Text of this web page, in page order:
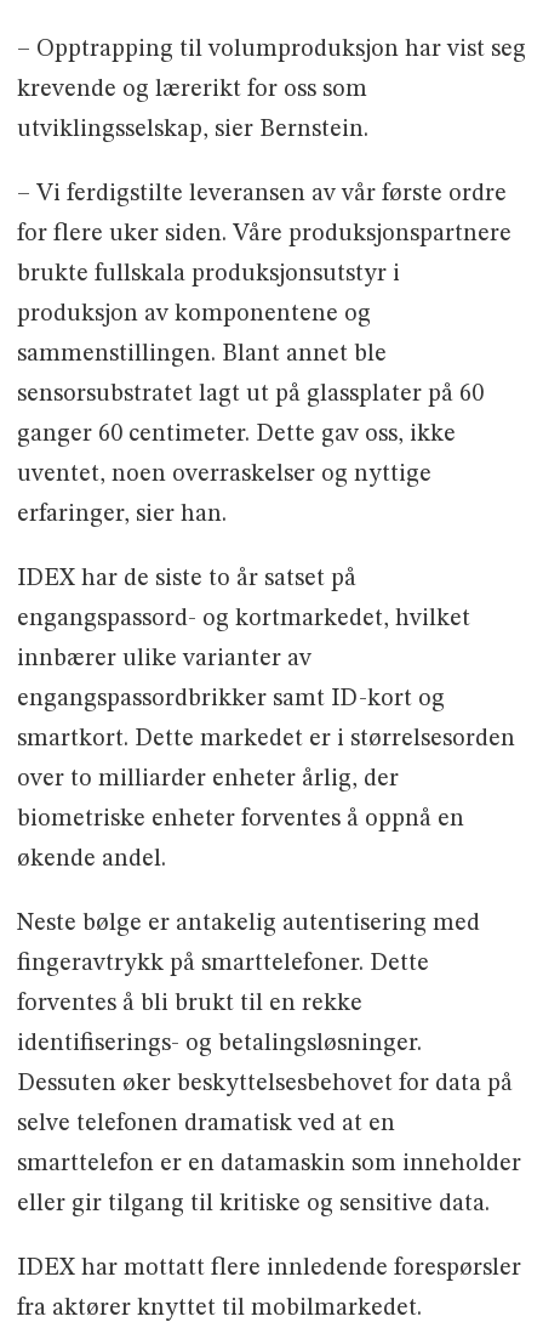
– Opptrapping til volumproduksjon har vist seg
krevende og lærerikt for oss som
utviklingsselskap, sier Bernstein.
– Vi ferdigstilte leveransen av vår første ordre
for flere uker siden. Våre produksjonspartnere
brukte fullskala produksjonsutstyr i
produksjon av komponentene og
sammenstillingen. Blant annet ble
sensorsubstratet lagt ut på glassplater på 60
ganger 60 centimeter. Dette gav oss, ikke
uventet, noen overraskelser og nyttige
erfaringer, sier han.
IDEX har de siste to år satset på
engangspassord- og kortmarkedet, hvilket
innbærer ulike varianter av
engangspassordbrikker samt ID-kort og
smartkort. Dette markedet er i størrelsesorden
over to milliarder enheter årlig, der
biometriske enheter forventes å oppnå en
økende andel.
Neste bølge er antakelig autentisering med
fingeravtrykk på smarttelefoner. Dette
forventes å bli brukt til en rekke
identifiserings- og betalingsløsninger.
Dessuten øker beskyttelsesbehovet for data på
selve telefonen dramatisk ved at en
smarttelefon er en datamaskin som inneholder
eller gir tilgang til kritiske og sensitive data.
IDEX har mottatt flere innledende forespørsler
fra aktører knyttet til mobilmarkedet.